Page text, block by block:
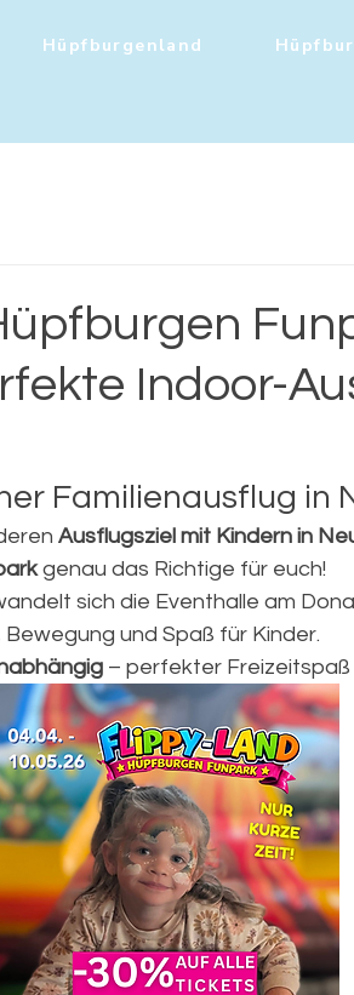
Hüpfburgenland
Indoor-
Familienausflug in
Ausflugsziel mit Kindern in
genau das Richtige für euch!
sich die Eventhalle am
und Spaß für Kinder.
– perfekter